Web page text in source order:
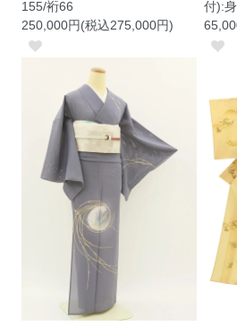
155/裄66
250,000円(税込275,000円)
付):